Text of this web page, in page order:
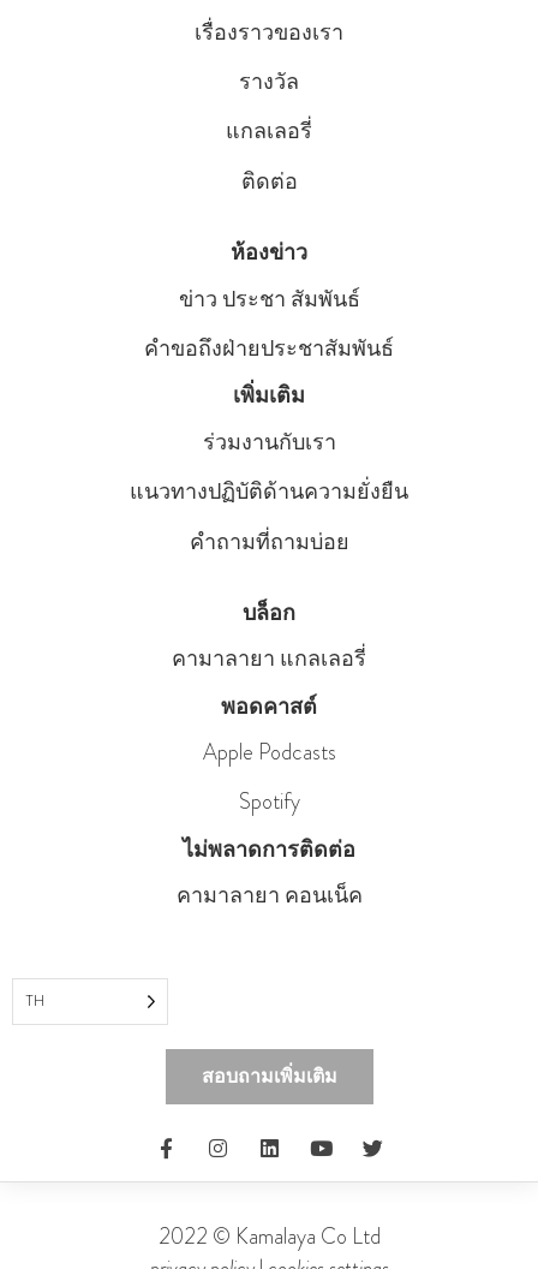
เรื่องราวของเรา
รางวัล
แกลเลอรี่
ติดต่อ
ห้องข่าว
ข่าว ประชา สัมพันธ์
คําขอถึงฝ่ายประชาสัมพันธ์
เพิ่มเติม
ร่วมงานกับเรา
แนวทางปฏิบัติด้านความยั่งยืน
คำถามที่ถามบ่อย
บล็อก
คามาลายา แกลเลอรี่
พอดคาสต์
Apple Podcasts
Spotify
ไม่พลาดการติดต่อ
คามาลายา คอนเน็ค
TH
สอบถามเพิ่มเติม
2022 © Kamalaya Co Ltd